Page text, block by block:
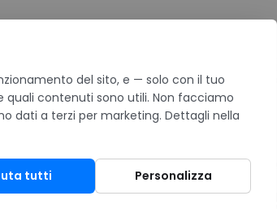
print server in PMI italiane conviene davvero
del sito, e — solo con il tuo
contenuti sono utili. Non facciamo
dati a terzi per marketing. Dettagli nella
tutti Personalizza